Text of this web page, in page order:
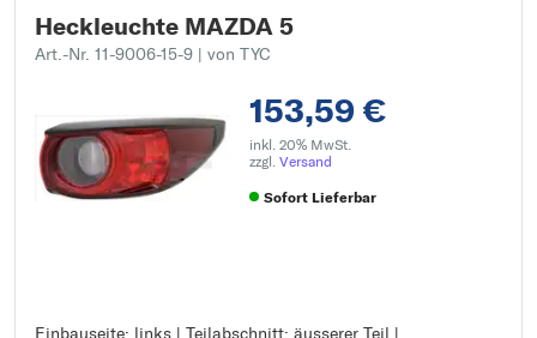
Heckleuchte MAZDA 5
Art.-Nr. 11-9006-15-9 | von TYC
153,59 €
inkl. 20% MwSt.
zzgl. Versand
Sofort Lieferbar
Einbauseite: links | Teilabschnitt: äusserer Teil |
Einbauseite: links